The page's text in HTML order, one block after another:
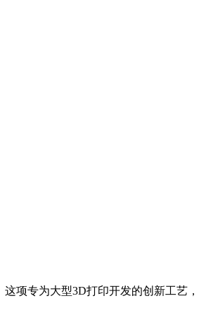
项专为大型3D打印开发的创新工艺，